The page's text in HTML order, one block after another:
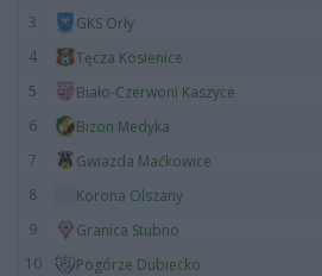
3 GKS Orły
4
Tęcza Kosienice
5
Biało-Czerwoni Kaszyce
6
Bizon Medyka
7
Gwiazda Maćkowice
8
Korona Olszany
9
Granica Stubno
10
Pogórze Dubiecko